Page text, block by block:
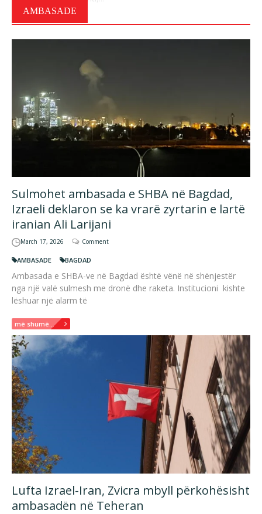
AMBASADE
Sulmohet ambasada e SHBA në Bagdad,
Izraeli deklaron se ka vrarë zyrtarin e lartë
iranian Ali Larijani
March 17, 2026 Comment
AMBASADE BAGDAD
Ambasada e SHBA-ve në Bagdad është vënë në shënjestër
nga një valë sulmesh me dronë dhe raketa. Institucioni kishte
lëshuar një alarm të
më shumë...
Lufta Izrael-Iran, Zvicra mbyll përkohësisht
ambasadën në Teheran